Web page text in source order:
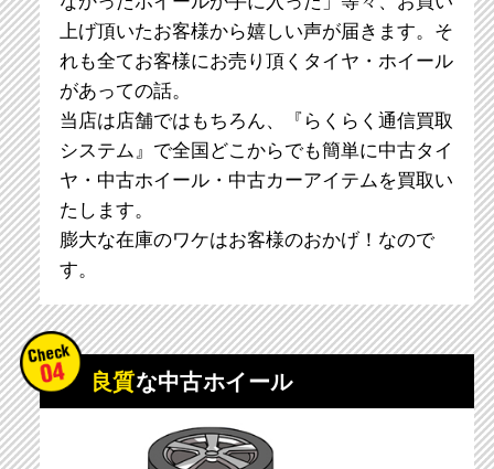
上げ頂いたお客様から嬉しい声が届きます。そ
れも全てお客様にお売り頂くタイヤ・ホイール
があっての話。
当店は店舗ではもちろん、『らくらく通信買取
システム』で全国どこからでも簡単に中古タイ
ヤ・中古ホイール・中古カーアイテムを買取い
たします。
膨大な在庫のワケはお客様のおかげ！なので
す。
良質な中古ホイール